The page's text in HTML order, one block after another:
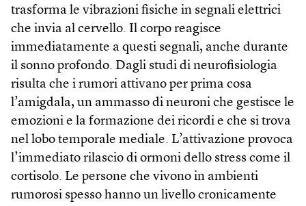
trasforma le vibrazioni fisiche in segnali elettrici
che invia al cervello. Il corpo reagisce
immediatamente a questi segnali, anche durante
il sonno profondo. Dagli studi di neurofisiologia
risulta che i rumori attivano per prima cosa
l’amigdala, un ammasso di neuroni che gestisce le
emozioni e la formazione dei ricordi e che si trova
nel lobo temporale mediale. L’attivazione provoca
l’immediato rilascio di ormoni dello stress come il
cortisolo. Le persone che vivono in ambienti
rumorosi spesso hanno un livello cronicamente